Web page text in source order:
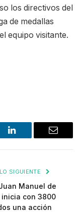
los directivos del
de medallas
equipo visitante.
LinkedIn Email
SIGUIENTE
Manuel de
inicia con 3800
una acción